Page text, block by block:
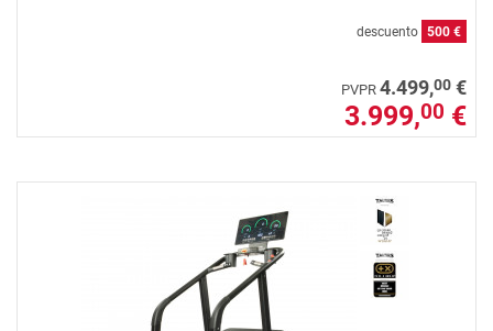
descuento 500 €
PVPR 4.499,00 €
3.999,00 €